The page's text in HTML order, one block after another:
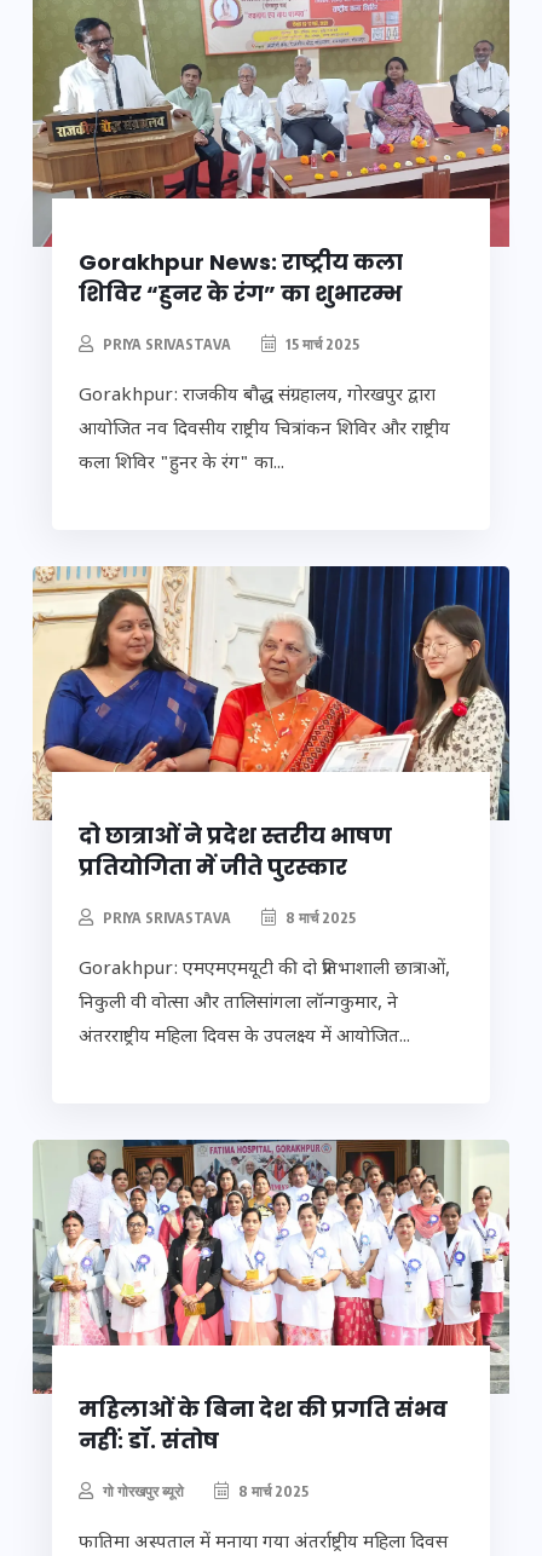
Gorakhpur News: राष्ट्रीय कला
शिविर “हुनर के रंग” का शुभारम्भ
PRIYA SRIVASTAVA 15 मार्च 2025
Gorakhpur: राजकीय बौद्ध संग्रहालय, गोरखपुर द्वारा
आयोजित नव दिवसीय राष्ट्रीय चित्रांकन शिविर और राष्ट्रीय
कला शिविर "हुनर के रंग" का...
दो छात्राओं ने प्रदेश स्तरीय भाषण
प्रतियोगिता में जीते पुरस्कार
PRIYA SRIVASTAVA 8 मार्च 2025
Gorakhpur: एमएमएमयूटी की दो प्रतिभाशाली छात्राओं,
निकुली वी वोत्सा और तालिसांगला लॉन्गकुमार, ने
अंतरराष्ट्रीय महिला दिवस के उपलक्ष्य में आयोजित...
महिलाओं के बिना देश की प्रगति संभव
नहीं: डॉ. संतोष
गो गोरखपुर ब्यूरो 8 मार्च 2025
फातिमा अस्पताल में मनाया गया अंतर्राष्ट्रीय महिला दिवस